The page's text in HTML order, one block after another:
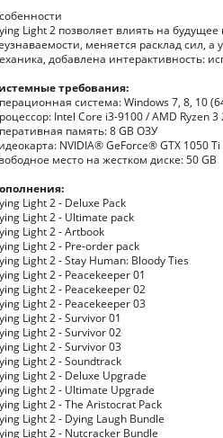
Light 2 позволяет влиять на
меняется расклад сил,
добавлена интерактивность:
требования:
система: Windows 7, 8, 10
Intel Core i3-9100 / AMD Ryzen 3
память: 8 GB ОЗУ
NVIDIA® GeForce® GTX 1050
место на жестком диске: 50 GB
Light 2 - Deluxe Pack
Light 2 - Ultimate pack
Light 2 - Artbook
Light 2 - Pre-order pack
Light 2 - Stay Human: Bloody Ties
Light 2 - Peacekeeper 01
Light 2 - Peacekeeper 02
Light 2 - Peacekeeper 03
Light 2 - Survivor 01
Light 2 - Survivor 02
Light 2 - Survivor 03
Light 2 - Soundtrack
Light 2 - Deluxe Upgrade
Light 2 - Ultimate Upgrade
Light 2 - The Aristocrat Pack
Light 2 - Dying Laugh Bundle
Light 2 - Nutcracker Bundle